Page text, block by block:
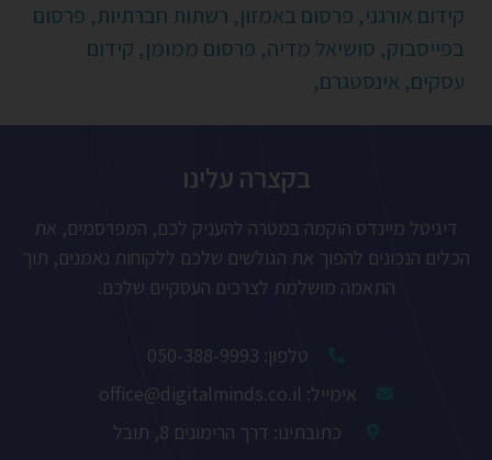
קידום אורגני, פרסום באמזון, רשתות חברתיות, פרסום
בפייסבוק, סושיאל מדיה, פרסום ממומן, קידום
עסקים, אינסטגרם,
בקצרה עלינו
דיגיטל מיינדס הוקמה במטרה להעניק לכם, המפרסמים, את
הכלים הנכונים להפוך את הגולשים שלכם ללקוחות נאמנים, תוך
התאמה מושלמת לצרכים העסקיים שלכם.
טלפון: 050-388-9993
אימייל: office@digitalminds.co.il
כתובתינו: דרך הרימונים 8, תובל